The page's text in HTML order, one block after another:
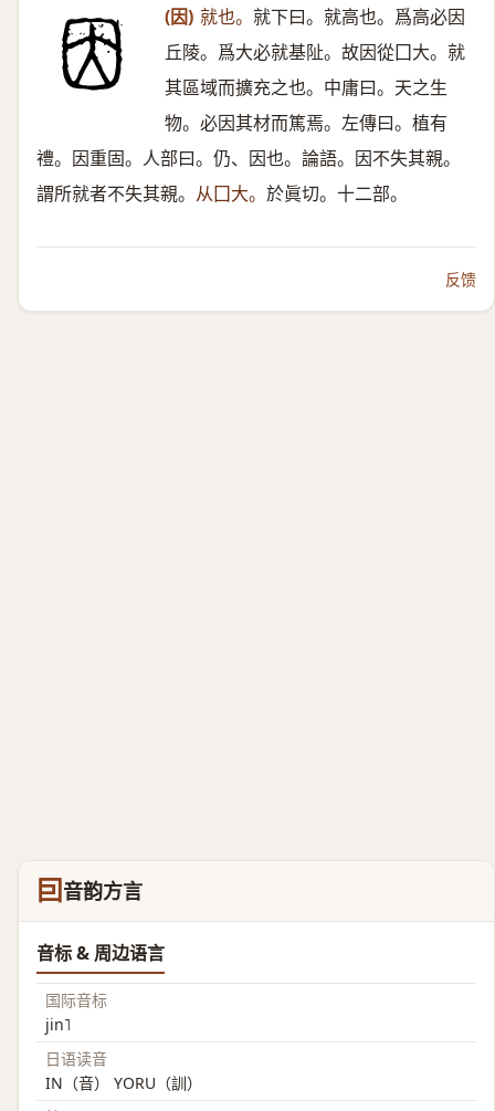
(因) 就也。 就下曰。就高也。爲高必因
丘陵。爲大必就基阯。故因從囗大。就
其區域而擴充之也。中庸曰。天之生
物。必因其材而篤焉。左傳曰。植有
禮。因重固。人部曰。仍、因也。論語。因不失其親。
謂所就者不失其親。 从囗大。 於眞切。十二部。
反馈
囙 音韵方言
音标 & 周边语言
国际音标
jin˥
日语读音
IN（音） YORU（訓）